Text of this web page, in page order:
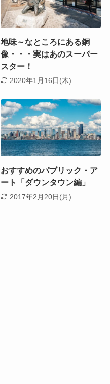
地味～なところにある銅
像・・・実はあのスーパー
スター！
2020年1月16日(木)
おすすめのパブリック・ア
ート「ダウンタウン編」
2017年2月20日(月)